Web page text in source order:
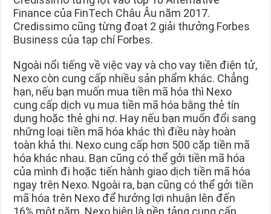
Finance của FinTech Châu Âu năm 2017.
Credissimo cũng từng đoạt 2 giải thưởng Forbes
Business của tạp chí Forbes.
Ngoài nổi tiếng về việc vay và cho vay tiền điện tử,
Nexo còn cung cấp nhiều sản phẩm khác. Chẳng
hạn, nếu bạn muốn mua tiền mã hóa thì Nexo
cung cấp dịch vụ mua tiền mã hóa bằng thẻ tín
dụng hoặc thẻ ghi nợ. Hay nếu bạn muốn đổi sang
những loại tiền mã hóa khác thì điều này hoàn
toàn khả thi. Nexo cung cấp hơn 500 cặp tiền mã
hóa khác nhau. Bạn cũng có thể gởi tiền mã hóa
của mình đi hoặc tiến hành giao dịch tiền mã hóa
ngay trên Nexo. Ngoài ra, bạn cũng có thể gởi tiền
mã hóa trên Nexo để hưởng lợi nhuận lên đến
16% một năm. Nexo hiện là nền tảng cung cấp